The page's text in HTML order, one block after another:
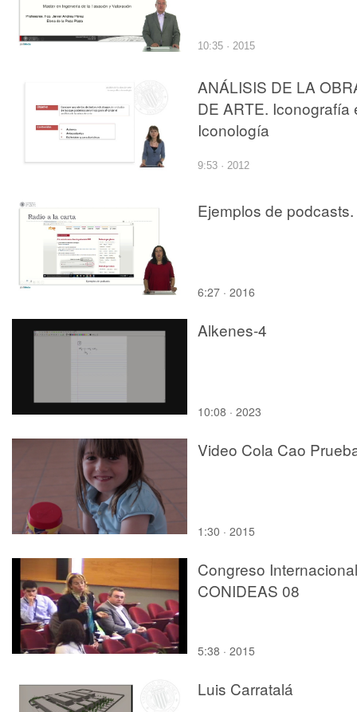
10:35 · 2015
ANÁLISIS DE LA
DE ARTE. Iconografía
Iconología
9:53 · 2012
Ejemplos de podcasts.
6:27 · 2016
Alkenes-4
10:08 · 2023
Video Cola Cao
1:30 · 2015
Congreso Internacional
CONIDEAS 08
5:38 · 2015
Luis Carratalá